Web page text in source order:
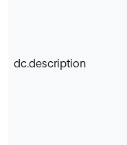
dc.description